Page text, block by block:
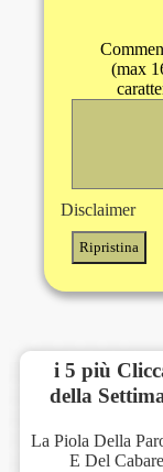
(max
Disclaimer
i 5 più
della
La Piola Della
E Del